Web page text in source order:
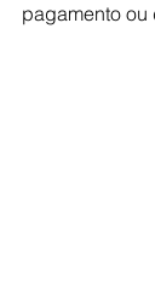
pagamento ou